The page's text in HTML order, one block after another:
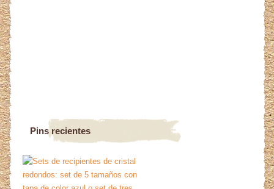
Pins recientes